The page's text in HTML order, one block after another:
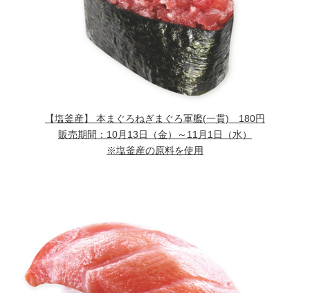
【塩釜産】 本まぐろねぎまぐろ軍艦(一貫) 180円
販売期間： 10月13日（金）～11月1日（水）
※塩釜産の原料を使用